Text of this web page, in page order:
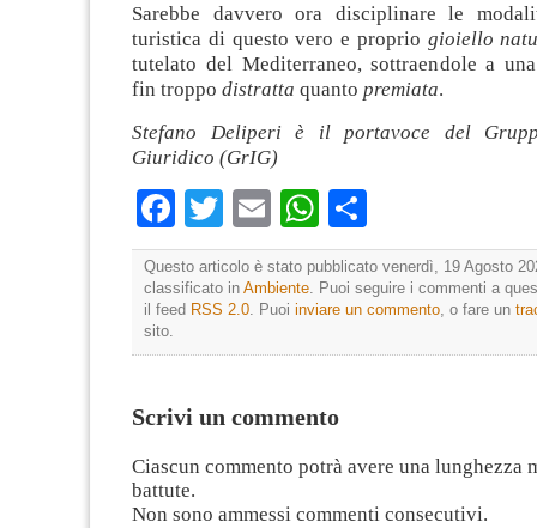
Sarebbe davvero ora disciplinare le
turistica di questo vero e proprio gioiello
tutelato del Mediterraneo, sottraendole a
fin troppo distratta quanto premiata.
Stefano Deliperi è il portavoce del
Giuridico (GrIG)
Facebook
TwitterEmailWhatsApp
Questo articolo è stato pubblicato venerdì, 19 Agosto
classificato in Ambiente. Puoi seguire i commenti a
il feed RSS 2.0. Puoi inviare un commento, o fare un
sito.
Scrivi un commento
Ciascun commento potrà avere una lunghezza
battute.
Non sono ammessi commenti consecutivi.